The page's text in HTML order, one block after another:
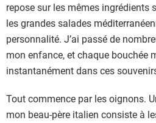
é
d
i
e
n
s
repose sur les mêmes ingrédients
les grandes salades
personnalité. J’ai passé de
mon enfance, et chaque bouchée
instantanément dans ces
Tout commence par les oignons.
mon beau-père italien consiste à